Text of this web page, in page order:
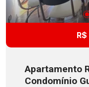
Apartamento
Condomínio